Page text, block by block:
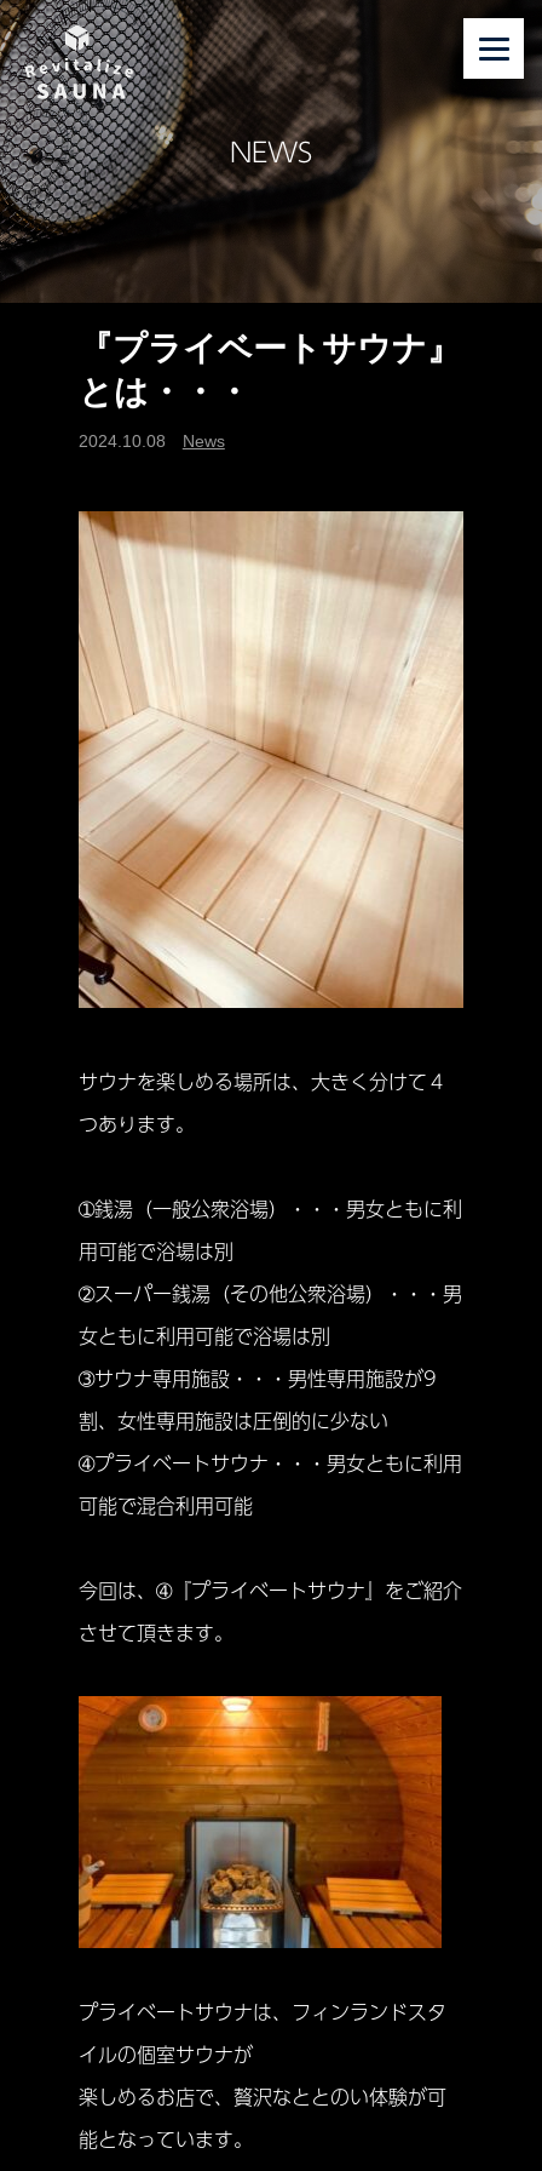
NEWS
『プライベートサウナ』
とは・・・
2024.10.08 News
サウナを楽しめる場所は、大きく分けて４
つあります。
➀銭湯（一般公衆浴場）・・・男女ともに利
用可能で浴場は別
➁スーパー銭湯（その他公衆浴場）・・・男
女ともに利用可能で浴場は別
➂サウナ専用施設・・・男性専用施設が9
割、女性専用施設は圧倒的に少ない
➃プライベートサウナ・・・男女ともに利用
可能で混合利用可能
今回は、➃『プライベートサウナ』をご紹介
させて頂きます。
プライベートサウナは、フィンランドスタ
イルの個室サウナが
楽しめるお店で、贅沢なととのい体験が可
能となっています。